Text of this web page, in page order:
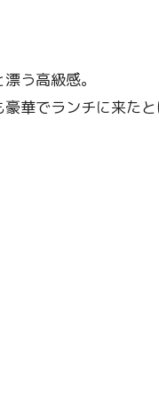
う高級感。
華でランチに来たと